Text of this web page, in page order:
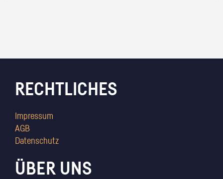
RECHTLICHES
Impressum
AGB
Datenschutz
ÜBER UNS